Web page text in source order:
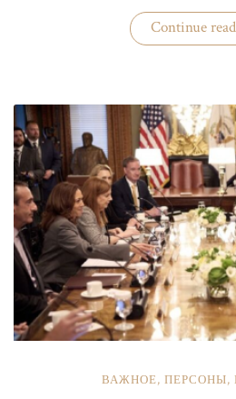
Continue
ВАЖНОЕ, ПЕРСОНЫ,